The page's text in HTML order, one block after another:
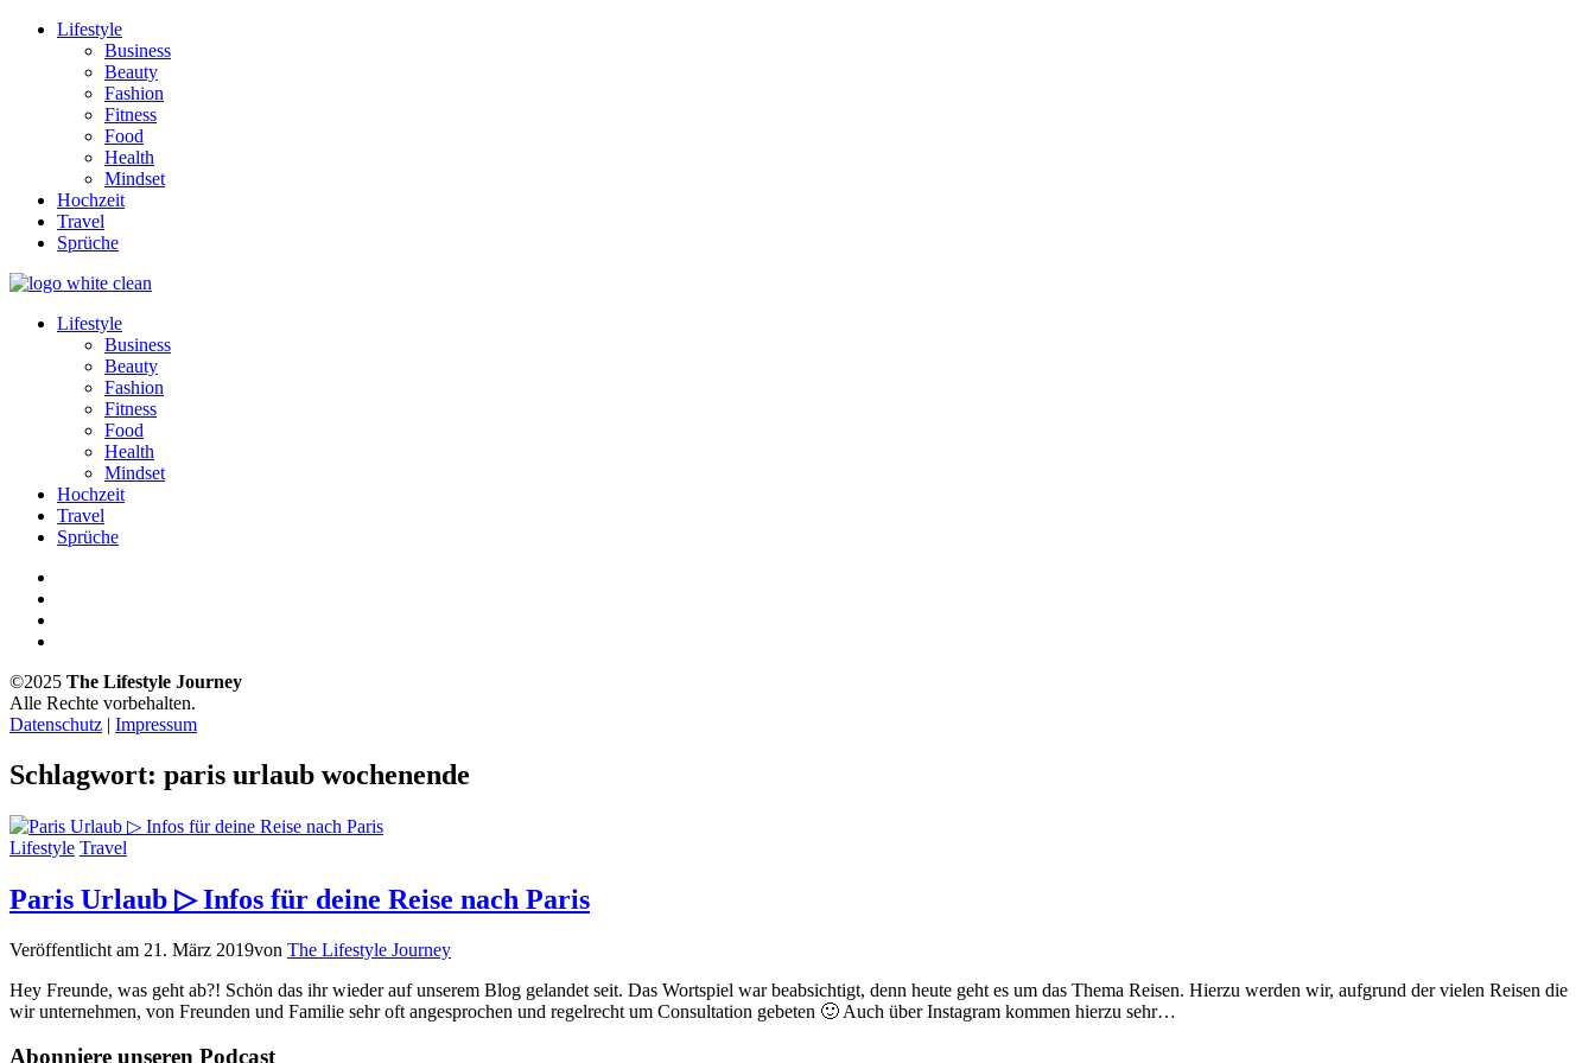
Lifestyle
Business
Beauty
Fashion
Fitness
Food
Health
Mindset
Hochzeit
Travel
Sprüche
Lifestyle
Business
Beauty
Fashion
Fitness
Food
Health
Mindset
Hochzeit
Travel
Sprüche
©2025 The Lifestyle Journey
Alle Rechte vorbehalten.
Datenschutz | Impressum
Schlagwort: paris urlaub wochenende
Lifestyle Travel
Paris Urlaub ▷ Infos für deine Reise nach Paris
Veröffentlicht am 21. März 2019von The Lifestyle Journey
Hey Freunde, was geht ab?! Schön das ihr wieder auf unserem Blog gelandet seit. Das Wortspiel war beabsichtigt, denn heute geht es um das Thema Reisen. Hierzu werden wir, aufgrund der vielen Reisen die
wir unternehmen, von Freunden und Familie sehr oft angesprochen und regelrecht um Consultation gebeten 🙂 Auch über Instagram kommen hierzu sehr…
Abonniere unseren Podcast